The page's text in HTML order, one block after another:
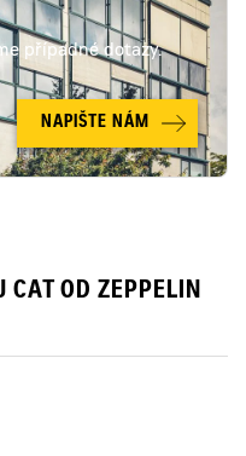
případné dotazy.
NAPIŠTE NÁM
CAT OD ZEPPELIN